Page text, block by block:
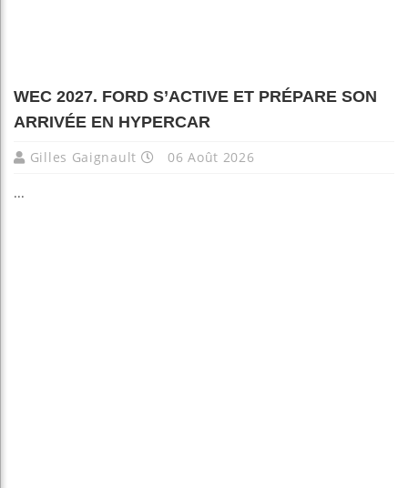
WEC 2027. FORD S’ACTIVE ET PRÉPARE SON
ARRIVÉE EN HYPERCAR
Gilles Gaignault 06 Août 2026
...